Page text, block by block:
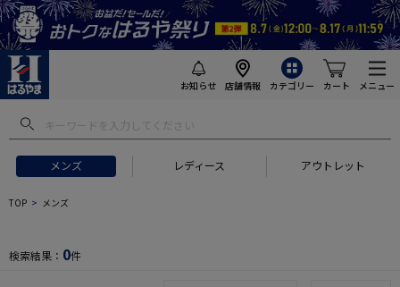
お知らせ 店舗情報 カテゴリー カート メニュー
メンズ レディース アウトレット
フトにおすすめ #セットアップ スーツ
TOP メンズ
検索結果： 0件